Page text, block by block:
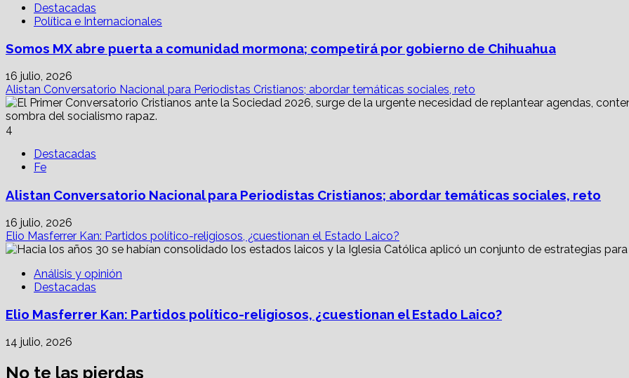
Destacadas
Política e Internacionales
Somos MX abre puerta a comunidad mormona; competirá por gobierno de Chihuahua
16 julio, 2026
Alistan Conversatorio Nacional para Periodistas Cristianos; abordar temáticas sociales, reto
4
Destacadas
Fe
Alistan Conversatorio Nacional para Periodistas Cristianos; abordar temáticas sociales, reto
16 julio, 2026
Elio Masferrer Kan: Partidos político-religiosos, ¿cuestionan el Estado Laico?
Análisis y opinión
Destacadas
Elio Masferrer Kan: Partidos político-religiosos, ¿cuestionan el Estado Laico?
14 julio, 2026
No te las pierdas